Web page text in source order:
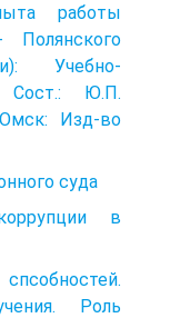
работы
Полянского
Учебно-
Сост.: Ю.П.
Изд-во
суда
в
Роль